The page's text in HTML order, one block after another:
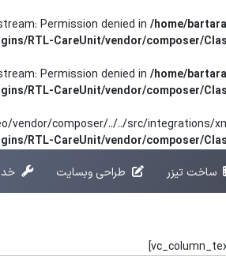
Permission denied in /home/
RTL-CareUnit/vendor/composer/
Permission denied in /home/
RTL-CareUnit/vendor/composer/
vendor/composer/../../src/integrations/
RTL-CareUnit/vendor/composer/
ساخت تیزر
طراحی وبسایت